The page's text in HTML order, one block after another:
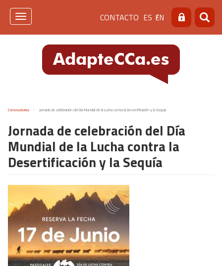
Pasar
Menú
de
cabecera
[contacto]
CONTACTO ES EN Buscar
Toggle
Convocatorias Jornada de celebración del Día Mundial de la Lucha contra la Desertificación y la Sequía
Jornada de celebración del Día
Mundial de la Lucha contra la
Desertificación y la Sequía